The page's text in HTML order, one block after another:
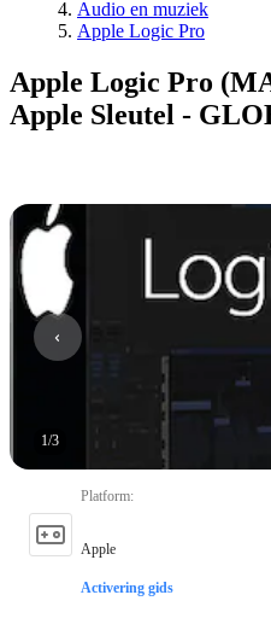
Audio en muziek
Apple Logic Pro
Apple Logic Pro
Apple Sleutel -
1/3
Platform:
Apple
Activering gids